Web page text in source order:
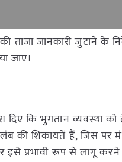
ताजा जानकारी जुटाने के
जाए।
दिए कि भुगतान व्यवस्था
की शिकायतें हैं, जिस पर
इसे प्रभावी रूप से लागू